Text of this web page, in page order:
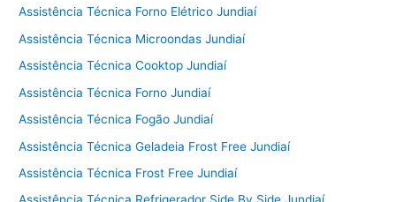
Assistência Técnica Forno Elétrico Jundiaí
Assistência Técnica Microondas Jundiaí
Assistência Técnica Cooktop Jundiaí
Assistência Técnica Forno Jundiaí
Assistência Técnica Fogão Jundiaí
Assistência Técnica Geladeia Frost Free Jundiaí
Assistência Técnica Frost Free Jundiaí